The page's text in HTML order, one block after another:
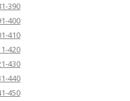
390
400
410
420
430
440
450